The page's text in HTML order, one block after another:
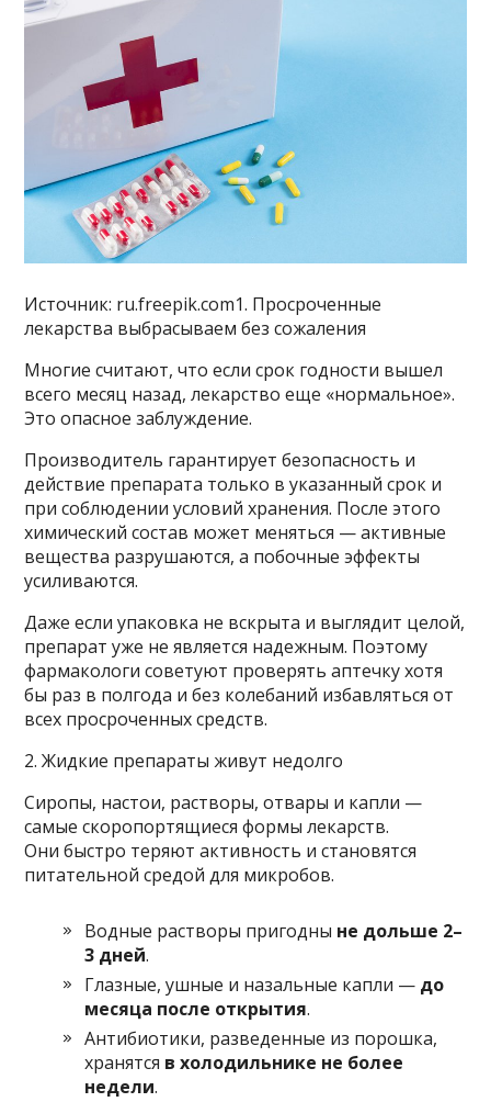
Источник: ru.freepik.com1. Просроченные
лекарства выбрасываем без сожаления
Многие считают, что если срок годности вышел
всего месяц назад, лекарство еще «нормальное».
Это опасное заблуждение.
Производитель гарантирует безопасность и
действие препарата только в указанный срок и
при соблюдении условий хранения. После этого
химический состав может меняться — активные
вещества разрушаются, а побочные эффекты
усиливаются.
Даже если упаковка не вскрыта и выглядит целой,
препарат уже не является надежным. Поэтому
фармакологи советуют проверять аптечку хотя
бы раз в полгода и без колебаний избавляться от
всех просроченных средств.
2. Жидкие препараты живут недолго
Сиропы, настои, растворы, отвары и капли —
самые скоропортящиеся формы лекарств.
Они быстро теряют активность и становятся
питательной средой для микробов.
Водные растворы пригодны не дольше 2–
3 дней.
Глазные, ушные и назальные капли — до
месяца после открытия.
Антибиотики, разведенные из порошка,
хранятся в холодильнике не более
недели.